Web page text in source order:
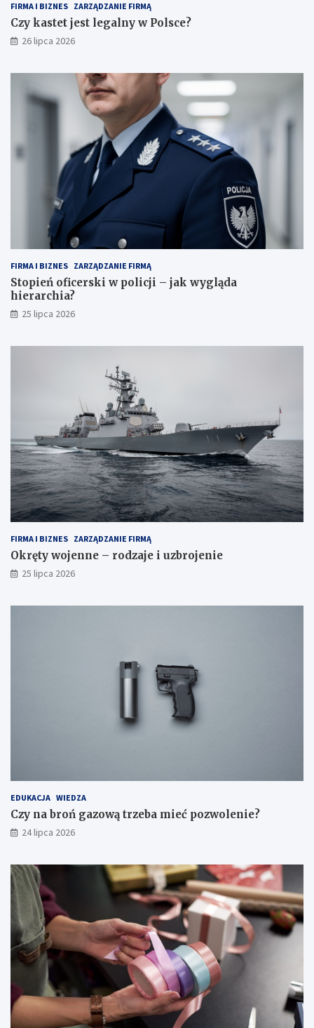
FIRMA I BIZNES ZARZĄDZANIE FIRMĄ
Czy kastet jest legalny w Polsce?
26 lipca 2026
FIRMA I BIZNES ZARZĄDZANIE FIRMĄ
Stopień oficerski w policji – jak wygląda
hierarchia?
25 lipca 2026
FIRMA I BIZNES ZARZĄDZANIE FIRMĄ
Okręty wojenne – rodzaje i uzbrojenie
25 lipca 2026
EDUKACJA WIEDZA
Czy na broń gazową trzeba mieć pozwolenie?
24 lipca 2026